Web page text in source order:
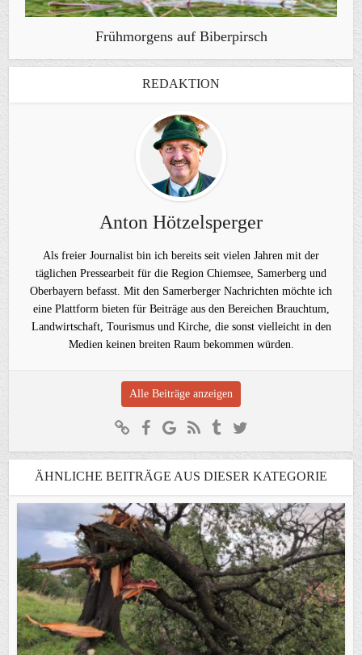
Frühmorgens auf Biberpirsch
REDAKTION
Anton Hötzelsperger
Als freier Journalist bin ich bereits seit vielen Jahren mit der
täglichen Pressearbeit für die Region Chiemsee, Samerberg und
Oberbayern befasst. Mit den Samerberger Nachrichten möchte ich
eine Plattform bieten für Beiträge aus den Bereichen Brauchtum,
Landwirtschaft, Tourismus und Kirche, die sonst vielleicht in den
Medien keinen breiten Raum bekommen würden.
Alle Beiträge anzeigen
ÄHNLICHE BEITRÄGE AUS DIESER KATEGORIE